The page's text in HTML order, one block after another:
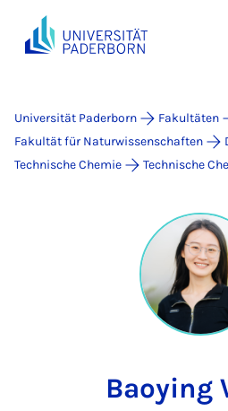
Universität Paderborn
Fakultäten
Fakultät für Naturwissenschaften
Technische Chemie
Technische
Baoying